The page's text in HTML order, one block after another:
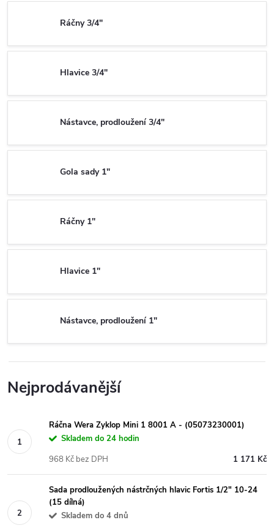
Ráčny 3/4"
Hlavice 3/4"
Nástavce, prodloužení 3/4"
Gola sady 1"
Ráčny 1"
Hlavice 1"
Nástavce, prodloužení 1"
Nejprodávanější
Ráčna Wera Zyklop Mini 1 8001 A - (05073230001)
Skladem do 24 hodin
1 171 Kč
968 Kč bez DPH
Sada prodloužených nástrčných hlavic Fortis 1/2" 10-24
(15 dílná)
Skladem do 4 dnů